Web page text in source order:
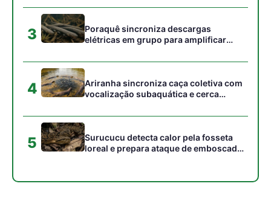
campos
3
Poraquê sincroniza descargas
elétricas em grupo para amplificar
peixes maiores na Amazônia
4
Ariranha sincroniza caça coletiva com
vocalização subaquática e cerca
5
Surucucu detecta calor pela fosseta
loreal e prepara ataque de emboscada